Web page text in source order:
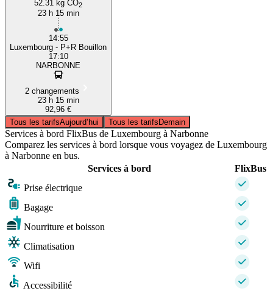
52.31 kg CO2
23 h 15 min
14:55
Luxembourg - P+R Bouillon
17:10
NARBONNE
2 changements
23 h 15 min
92,96 €
Tous les tarifsAujourd’hui Tous les tarifsDemain
Services à bord FlixBus de Luxembourg à Narbonne
Comparez les services à bord lorsque vous voyagez de Luxembourg
à Narbonne en bus.
Services à bord
FlixBus
Prise électrique
Bagage
Nourriture et boisson
Climatisation
Wifi
Accessibilité